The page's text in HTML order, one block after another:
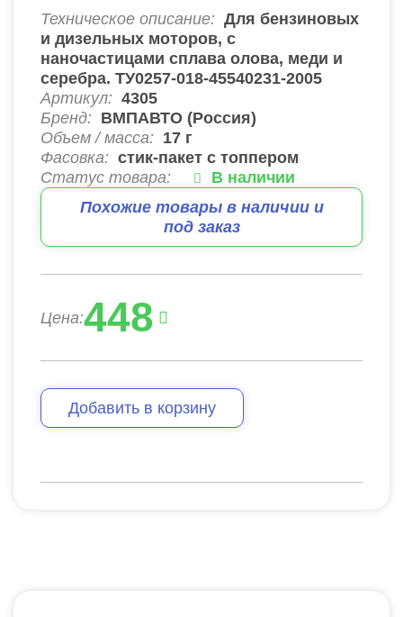
Техническое описание: Для бензиновых
и дизельных моторов, с
наночастицами сплава олова, меди и
серебра. ТУ0257-018-45540231-2005
Артикул: 4305
Бренд: ВМПАВТО (Россия)
Объем / масса: 17 г
Фасовка: стик-пакет с топпером
Статус товара:
В наличии
Похожие товары в наличии и
под заказ
Цена:448
Добавить в корзину